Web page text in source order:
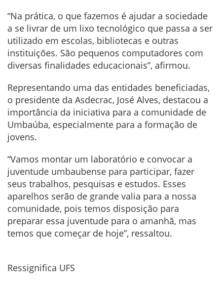
“Na prática, o que fazemos é ajudar a sociedade
a se livrar de um lixo tecnológico que passa a ser
utilizado em escolas, bibliotecas e outras
instituições. São pequenos computadores com
diversas finalidades educacionais”, afirmou.
Representando uma das entidades beneficiadas,
o presidente da Asdecrac, José Alves, destacou a
importância da iniciativa para a comunidade de
Umbaúba, especialmente para a formação de
jovens.
“Vamos montar um laboratório e convocar a
juventude umbaubense para participar, fazer
seus trabalhos, pesquisas e estudos. Esses
aparelhos serão de grande valia para a nossa
comunidade, pois temos disposição para
preparar essa juventude para o amanhã, mas
temos que começar de hoje”, ressaltou.
Ressignifica UFS